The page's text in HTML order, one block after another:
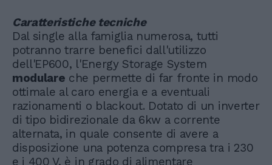
Caratteristiche tecniche
Dal single alla famiglia numerosa, tutti
potranno trarre benefici dall'utilizzo
dell'EP600, l'Energy Storage System
modulare che permette di far fronte in modo
ottimale al caro energia e a eventuali
razionamenti o blackout. Dotato di un inverter
di tipo bidirezionale da 6kw a corrente
alternata, in quale consente di avere a
disposizione una potenza compresa tra i 230
e i 400 V, è in grado di alimentare